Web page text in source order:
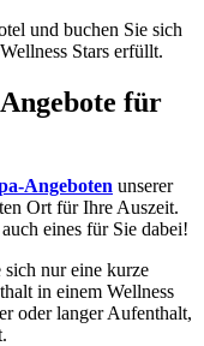
und buchen Sie sich
Stars erfüllt.
für
Angeboten unserer
Ort für Ihre Auszeit.
eines für Sie dabei!
nur eine kurze
in einem Wellness
oder langer Aufenthalt,